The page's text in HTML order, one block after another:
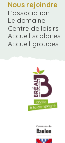
Nous rejoindre
L’association
Le domaine
Centre de loisirs
Accueil scolaires
Accueil groupes